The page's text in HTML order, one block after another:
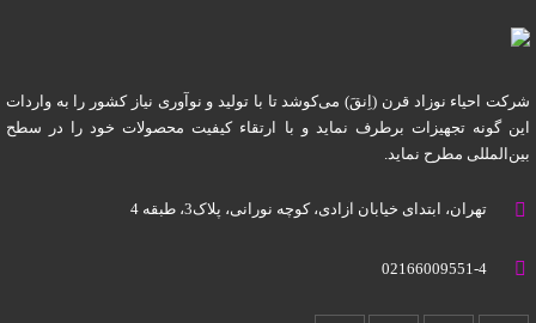
شرکت احیاء نوزاد قرن (اِنقَ) می‌کوشد تا با تولید و نوآوری نیاز کشور را به واردات
این گونه تجهیزات برطرف نماید و با ارتقاء کیفیت محصولات خود را در سطح
بین‌المللی مطرح نماید.
تهران، ابتدای خیابان آزادی، کوچه نورانی، پلاک3، طبقه 4
02166009551-4